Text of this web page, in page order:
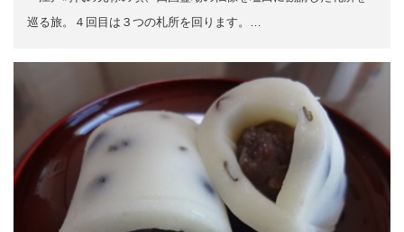
巡る旅。４回目は３つの札所を回ります。…